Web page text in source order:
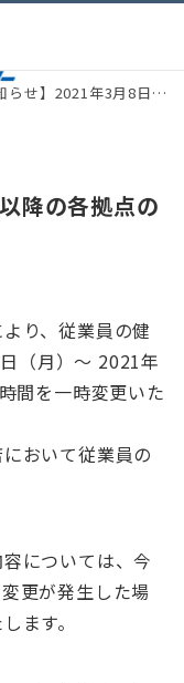
年3月8日以降の各拠点の営業時間の変更のご案内
降の各拠点の
り、従業員の健
（月）〜 2021年
間を一時変更いた
おいて従業員の
については、今
更が発生した場
ます。